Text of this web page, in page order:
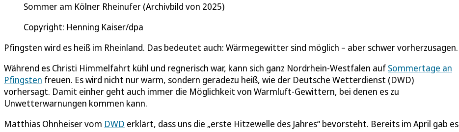
Sommer am Kölner Rheinufer (Archivbild von 2025)
Copyright: Henning Kaiser/dpa
Pfingsten wird es heiß im Rheinland. Das bedeutet auch: Wärmegewitter sind möglich – aber schwer vorherzusagen.
Während es Christi Himmelfahrt kühl und regnerisch war, kann sich ganz Nordrhein-Westfalen auf Sommertage an
Pfingsten freuen. Es wird nicht nur warm, sondern geradezu heiß, wie der Deutsche Wetterdienst (DWD)
vorhersagt. Damit einher geht auch immer die Möglichkeit von Warmluft-Gewittern, bei denen es zu
Unwetterwarnungen kommen kann.
Matthias Ohnheiser vom DWD erklärt, dass uns die „erste Hitzewelle des Jahres“ bevorsteht. Bereits im April gab es